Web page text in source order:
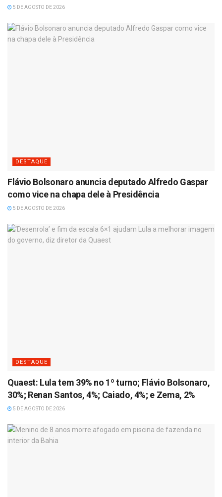
5 DE AGOSTO DE 2026
DESTAQUE
Flávio Bolsonaro anuncia deputado Alfredo Gaspar
como vice na chapa dele à Presidência
5 DE AGOSTO DE 2026
DESTAQUE
Quaest: Lula tem 39% no 1º turno; Flávio Bolsonaro,
30%; Renan Santos, 4%; Caiado, 4%; e Zema, 2%
5 DE AGOSTO DE 2026